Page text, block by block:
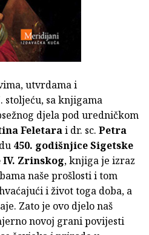
utvrdama i
stoljeću, sa knjigama
djela pod uredničkom
Feletarai dr. sc. Petra
450. godišnjice Sigetske
Zrinskog, knjiga je izraz
naše prošlosti i tom
i život toga doba, a
Zato je ovo djelo naš
novoj grani povijesti